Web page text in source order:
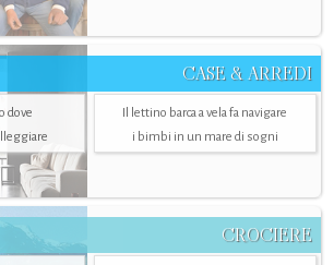
CASE & ARREDI
dove
Il lettino barca a vela fa navigare
i bimbi in un mare di sogni
CROCIERE